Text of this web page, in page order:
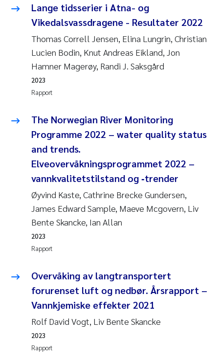
Lange tidsserier i Atna- og
Vikedalsvassdragene - Resultater 2022
Thomas Correll Jensen, Elina Lungrin, Christian
Lucien Bodin, Knut Andreas Eikland, Jon
Hamner Magerøy, Randi J. Saksgård
Rapport
2023
The Norwegian River Monitoring
Programme 2022 – water quality status
and trends.
Elveovervåkningsprogrammet 2022 –
vannkvalitetstilstand og ‐trender
Øyvind Kaste, Cathrine Brecke Gundersen,
James Edward Sample, Maeve Mcgovern, Liv
Bente Skancke, Ian Allan
Rapport
2023
Overvåking av langtransportert
forurenset luft og nedbør. Årsrapport –
Vannkjemiske effekter 2021
Rolf David Vogt, Liv Bente Skancke
Rapport
2023